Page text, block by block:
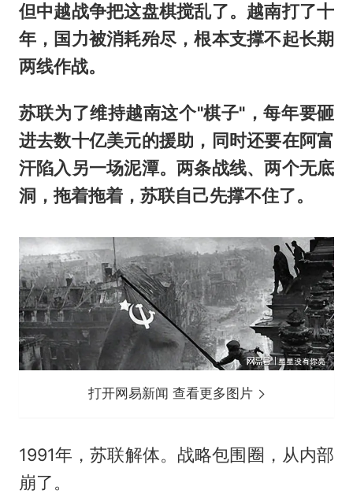
但中越战争把这盘棋搅乱了。越南打了十
年，国力被消耗殆尽，根本支撑不起长期
两线作战。
苏联为了维持越南这个"棋子"，每年要砸
进去数十亿美元的援助，同时还要在阿富
汗陷入另一场泥潭。两条战线、两个无底
洞，拖着拖着，苏联自己先撑不住了。
打开网易新闻 查看更多图片
1991年，苏联解体。战略包围圈，从内部
崩了。